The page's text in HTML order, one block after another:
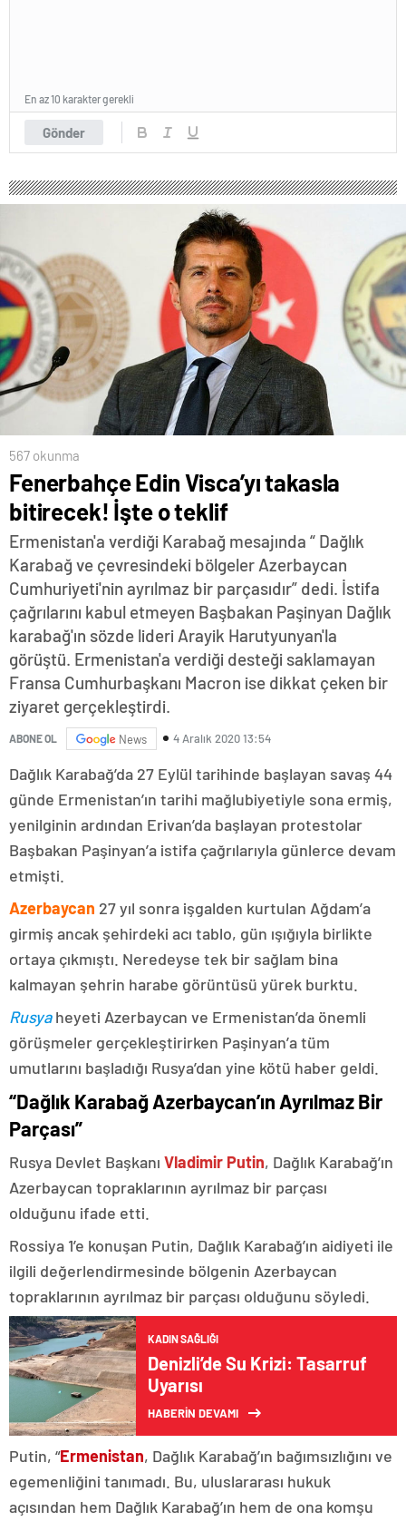
Gönder
En az 10 karakter gerekli
567 okunma
Fenerbahçe Edin Visca’yı takasla
bitirecek! İşte o teklif
Ermenistan'a verdiği Karabağ mesajında “ Dağlık
Karabağ ve çevresindeki bölgeler Azerbaycan
Cumhuriyeti'nin ayrılmaz bir parçasıdır” dedi. İstifa
çağrılarını kabul etmeyen Başbakan Paşinyan Dağlık
karabağ'ın sözde lideri Arayik Harutyunyan'la
görüştü. Ermenistan'a verdiği desteği saklamayan
Fransa Cumhurbaşkanı Macron ise dikkat çeken bir
ziyaret gerçekleştirdi.
ABONE OL News 4 Aralık 2020 13:54
Dağlık Karabağ’da 27 Eylül tarihinde başlayan savaş 44
günde Ermenistan’ın tarihi mağlubiyetiyle sona ermiş,
yenilginin ardından Erivan’da başlayan protestolar
Başbakan Paşinyan’a istifa çağrılarıyla günlerce devam
etmişti.
Azerbaycan 27 yıl sonra işgalden kurtulan Ağdam’a
girmiş ancak şehirdeki acı tablo, gün ışığıyla birlikte
ortaya çıkmıştı. Neredeyse tek bir sağlam bina
kalmayan şehrin harabe görüntüsü yürek burktu.
Rusyaheyeti Azerbaycan ve Ermenistan’da önemli
görüşmeler gerçekleştirirken Paşinyan’a tüm
umutlarını başladığı Rusya’dan yine kötü haber geldi.
“Dağlık Karabağ Azerbaycan’ın Ayrılmaz Bir
Parçası”
Rusya Devlet Başkanı Vladimir Putin, Dağlık Karabağ’ın
Azerbaycan topraklarının ayrılmaz bir parçası
olduğunu ifade etti.
Rossiya 1’e konuşan Putin, Dağlık Karabağ’ın aidiyeti ile
ilgili değerlendirmesinde bölgenin Azerbaycan
topraklarının ayrılmaz bir parçası olduğunu söyledi.
KADIN SAĞLIĞI
Denizli’de Su Krizi: Tasarruf
Uyarısı
HABERİN DEVAMI
Putin, “Ermenistan, Dağlık Karabağ’ın bağımsızlığını ve
egemenliğini tanımadı. Bu, uluslararası hukuk
açısından hem Dağlık Karabağ’ın hem de ona komşu